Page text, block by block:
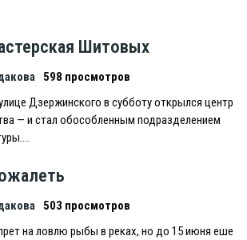
Шитовых
598 просмотров
Дзержинского в субботу открылся центр
— и стал обособленным подразделением
503 просмотров
на ловлю рыбы в реках, но до 15 июня еше